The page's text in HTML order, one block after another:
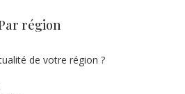
région
de votre région ?